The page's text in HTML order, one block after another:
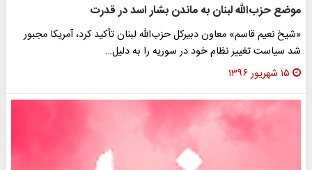
موضع حزب‌الله لبنان به ماندن بشار اسد در قدرت
«شیخ نعیم قاسم» معاون دبیرکل حزب‌الله لبنان تأکید کرد، آمریکا مجبور
شد سیاست تغییر نظام خود در سوریه را به دلیل…
۱۵ شهریور ۱۳۹۶